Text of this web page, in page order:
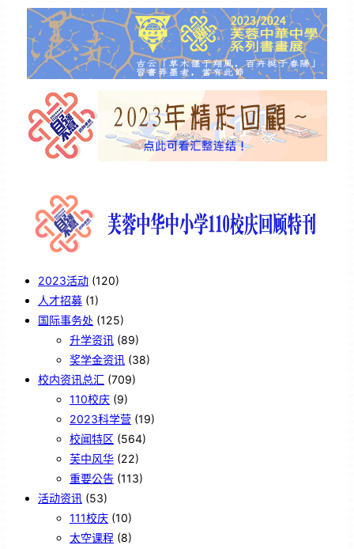
2023活动 (120)
人才招募 (1)
国际事务处 (125)
升学资讯 (89)
奖学金资讯 (38)
校内资讯总汇 (709)
110校庆 (9)
2023科学营 (19)
校闻特区 (564)
芙中风华 (22)
重要公告 (113)
活动资讯 (53)
111校庆 (10)
太空课程 (8)